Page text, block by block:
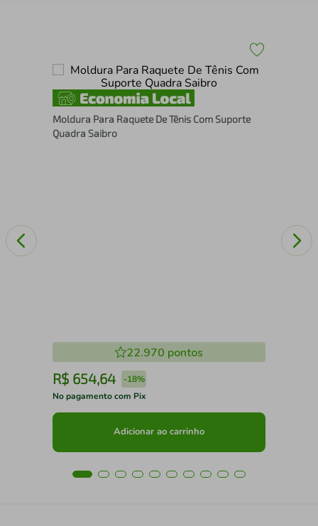
Moldura Para Raquete De Tênis Com Suporte
Quadra Saibro
22.970 pontos
R$ 654,64 -18%
No pagamento com Pix
Adicionar ao carrinho